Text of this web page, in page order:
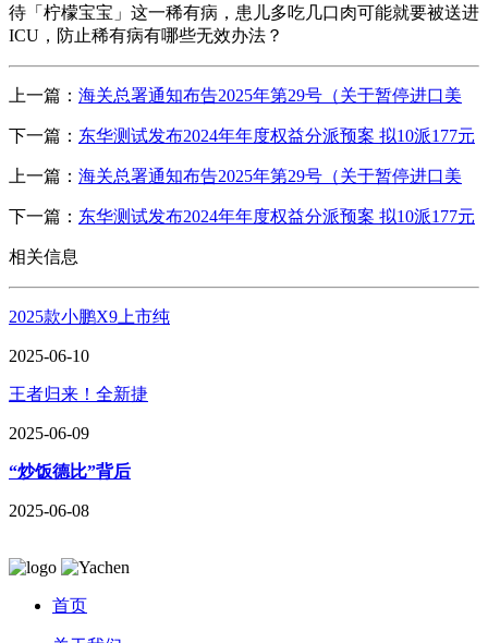
待「柠檬宝宝」这一稀有病，患儿多吃几口肉可能就要被送进
ICU，防止稀有病有哪些无效办法？
上一篇： 海关总署通知布告2025年第29号（关于暂停进口美
下一篇： 东华测试发布2024年年度权益分派预案 拟10派177元
上一篇： 海关总署通知布告2025年第29号（关于暂停进口美
下一篇： 东华测试发布2024年年度权益分派预案 拟10派177元
相关信息
2025款小鹏X9上市纯
2025-06-10
王者归来！全新捷
2025-06-09
“炒饭德比”背后
2025-06-08
首页